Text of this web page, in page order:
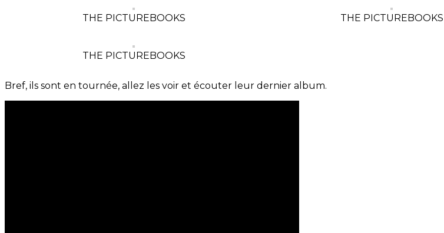
THE PICTUREBOOKS THE PICTUREBOOKS
THE PICTUREBOOKS
Bref, ils sont en tournée, allez les voir et écouter leur dernier album.